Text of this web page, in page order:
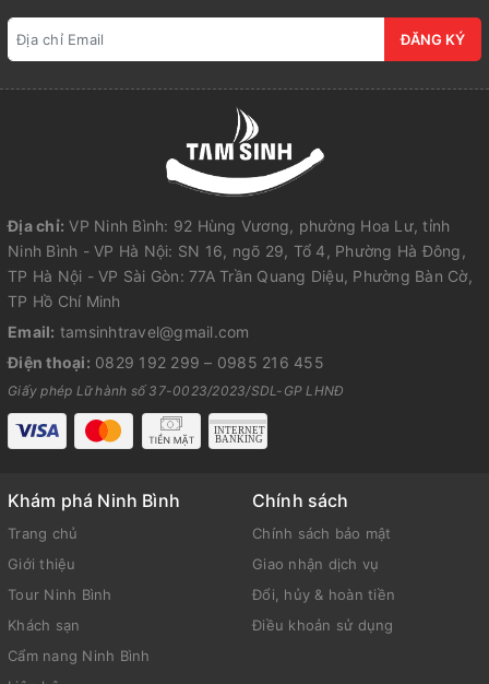
ĐĂNG KÝ
Địa chỉ: VP Ninh Bình: 92 Hùng Vương, phường Hoa Lư, tỉnh
Ninh Bình - VP Hà Nội: SN 16, ngõ 29, Tổ 4, Phường Hà Đông,
TP Hà Nội - VP Sài Gòn: 77A Trần Quang Diệu, Phường Bàn Cờ,
TP Hồ Chí Minh
Email: tamsinhtravel@gmail.com
Điện thoại: 0829 192 299 – 0985 216 455
Giấy phép Lữ hành số 37-0023/2023/SDL-GP LHNĐ
Khám phá Ninh Bình
Trang chủ
Giới thiệu
Tour Ninh Bình
Khách sạn
Cẩm nang Ninh Bình
Chính sách
Chính sách bảo mật
Giao nhận dịch vụ
Đổi, hủy & hoàn tiền
Điều khoản sử dụng